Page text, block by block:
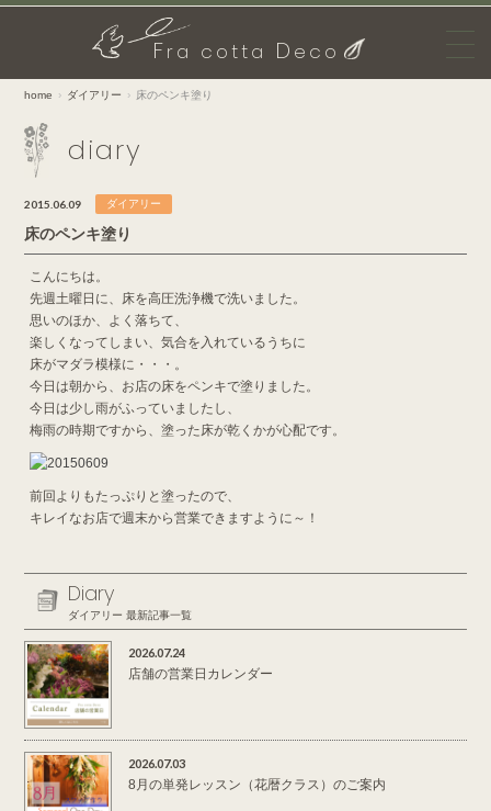
Fra cotta D eco
home ダイアリー 床のペンキ塗り
diary
2015.06.09 ダイアリー
床のペンキ塗り
こんにちは。
先週土曜日に、床を高圧洗浄機で洗いました。
思いのほか、よく落ちて、
楽しくなってしまい、気合を入れているうちに
床がマダラ模様に・・・。
今日は朝から、お店の床をペンキで塗りました。
今日は少し雨がふっていましたし、
梅雨の時期ですから、塗った床が乾くかが心配です。
前回よりもたっぷりと塗ったので、
キレイなお店で週末から営業できますように～！
Diary
ダイアリー 最新記事一覧
2026.07.24
店舗の営業日カレンダー
2026.07.03
8月の単発レッスン（花暦クラス）のご案内